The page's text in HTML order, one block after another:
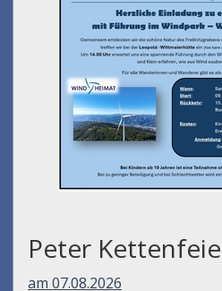
Peter
am 07.08.2026